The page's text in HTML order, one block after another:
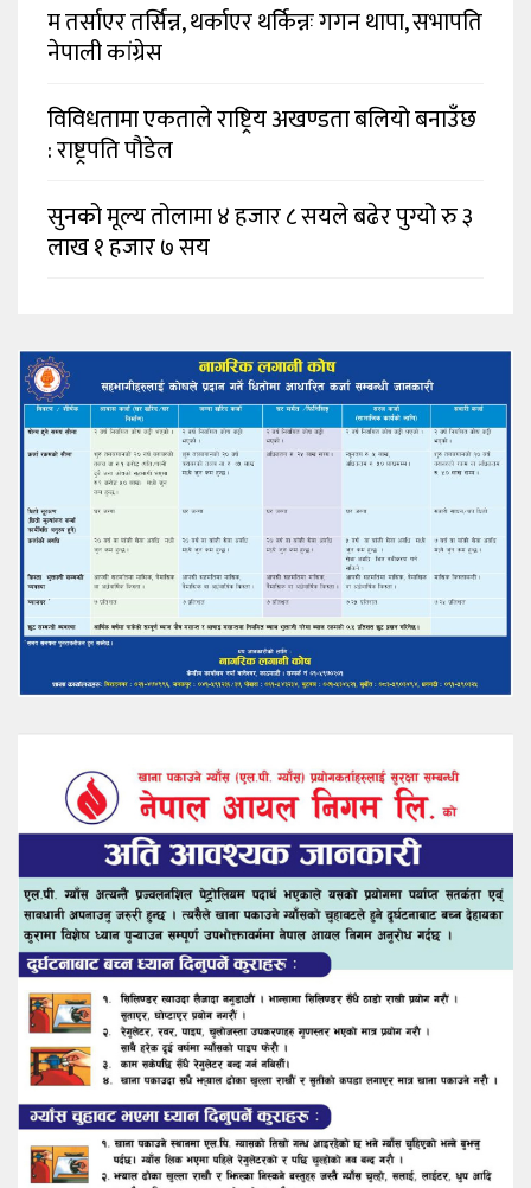
म तर्साएर तर्सिन्न, थर्काएर थर्किन्नः गगन थापा, सभापति
नेपाली कांग्रेस
विविधतामा एकताले राष्ट्रिय अखण्डता बलियो बनाउँछ
: राष्ट्रपति पौडेल
सुनको मूल्य तोलामा ४ हजार ८ सयले बढेर पुग्यो रु ३
लाख १ हजार ७ सय